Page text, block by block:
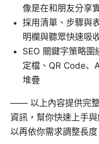
像是在和朋友分享
採用清單、步驟與
明欄與聽眾快速吸
SEO 關鍵字策略
定檔、QR Code
堆疊
—— 以上內容提供完整
資訊，幫你快速上手
以再依你需求調整長